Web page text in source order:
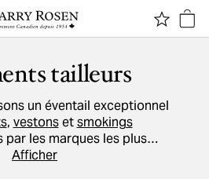
tailleurs
un éventail exceptionnel
, vestonsetsmokings
les marques les plus
Nous croyons qu'il est
Afficher